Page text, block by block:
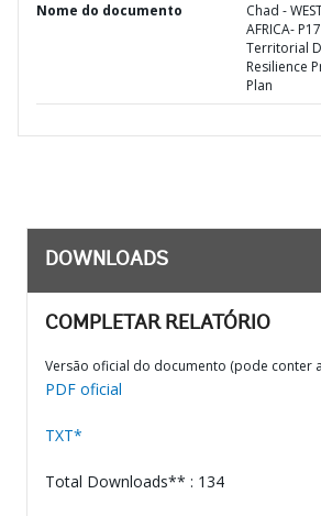
Nome do documento
Chad -
AFRICA-
Territorial
Resilience
Plan
DOWNLOADS
COMPLETAR RELATÓRIO
Versão oficial do documento (pode conter
PDF oficial
TXT*
Total Downloads** : 134